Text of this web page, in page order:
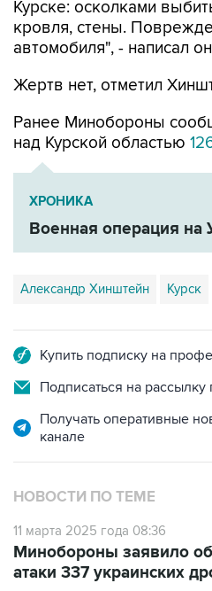
Курске: осколками
кровля, стены.
автомобиля", - написал
Жертв нет, отметил
Ранее Минобороны
над Курской областью
ХРОНИКА
Военная операция на
Александр Хинштейн Курск
Купить подписку на
Подписаться на рассылку
Получать оперативные
канале
НОВОСТИ ПО ТЕМЕ
11 марта 2025 года 08:36
Минобороны заявило
атаки 337 украинских